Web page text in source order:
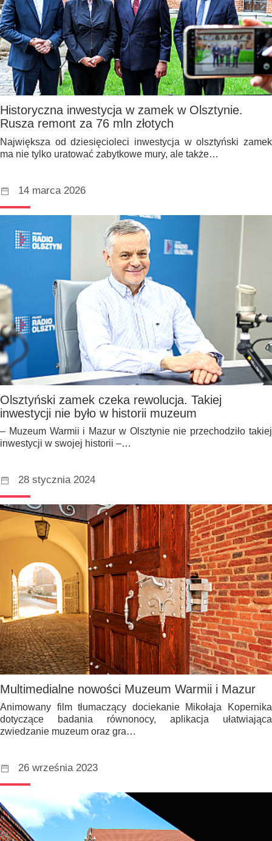
Historyczna inwestycja w zamek w Olsztynie.
Rusza remont za 76 mln złotych
Największa od dziesięcioleci inwestycja w olsztyński zamek
ma nie tylko uratować zabytkowe mury, ale także…
14 marca 2026
Olsztyński zamek czeka rewolucja. Takiej
inwestycji nie było w historii muzeum
– Muzeum Warmii i Mazur w Olsztynie nie przechodziło takiej
inwestycji w swojej historii –…
28 stycznia 2024
Multimedialne nowości Muzeum Warmii i Mazur
Animowany film tłumaczący dociekanie Mikołaja Kopernika
dotyczące badania równonocy, aplikacja ułatwiająca
zwiedzanie muzeum oraz gra…
26 września 2023